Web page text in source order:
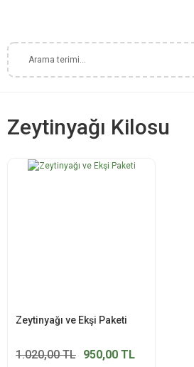
Zeytinyağı Kilosu
Zeytinyağı ve Ekşi Paketi
1.020,00 TL 950,00 TL